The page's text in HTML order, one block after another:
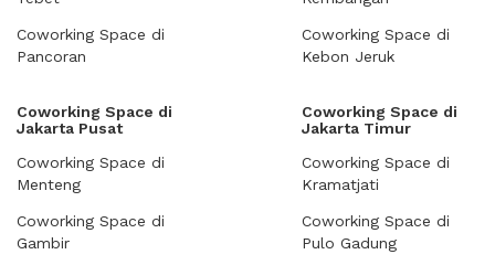
Coworking Space di
Pancoran
Coworking Space di
Kebon Jeruk
Coworking Space di
Jakarta Pusat
Coworking Space di
Menteng
Coworking Space di
Gambir
Coworking Space di
Jakarta Timur
Coworking Space di
Kramatjati
Coworking Space di
Pulo Gadung